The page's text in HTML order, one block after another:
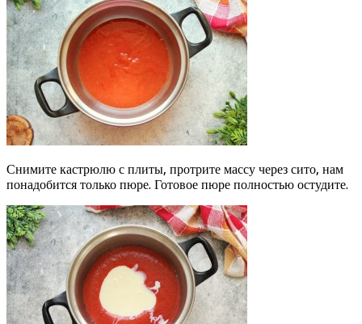
Снимите кастрюлю с плиты, протрите массу через сито, нам
понадобится только пюре. Готовое пюре полностью остудите.